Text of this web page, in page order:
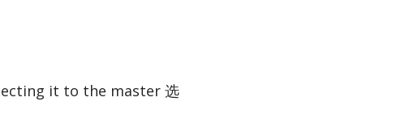
it to the mas­ter 选